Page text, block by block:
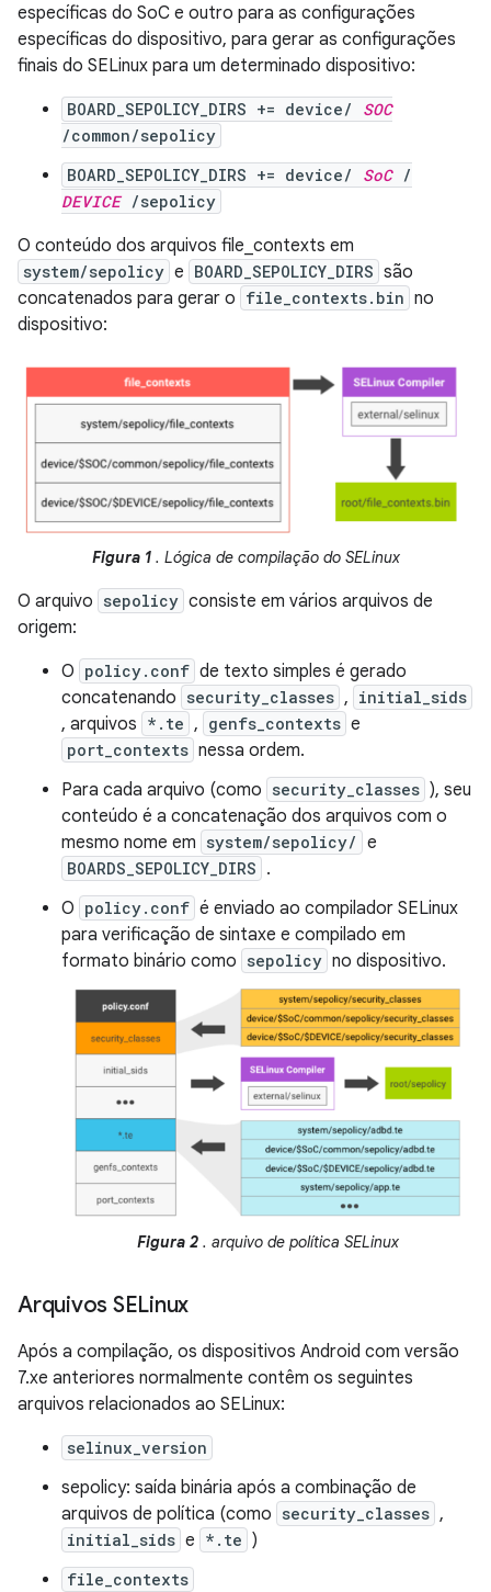
específicas do SoC e outro para as configurações
específicas do dispositivo, para gerar as configurações
finais do SELinux para um determinado dispositivo:
BOARD_SEPOLICY_DIRS += device/ SOC
/common/sepolicy
BOARD_SEPOLICY_DIRS += device/ SoC/
DEVICE/sepolicy
O conteúdo dos arquivos file_contexts em
system/sepolicy e BOARD_SEPOLICY_DIRS são
concatenados para gerar o file_contexts.bin no
dispositivo:
Figura 1. Lógica de compilação do SELinux
O arquivo sepolicy consiste em vários arquivos de
origem:
O policy.conf de texto simples é gerado
concatenando security_classes , initial_sids
, arquivos *.te , genfs_contexts e
port_contexts nessa ordem.
Para cada arquivo (como security_classes ), seu
conteúdo é a concatenação dos arquivos com o
mesmo nome em system/sepolicy/ e
BOARDS_SEPOLICY_DIRS .
O policy.conf é enviado ao compilador SELinux
para verificação de sintaxe e compilado em
formato binário como sepolicy no dispositivo.
Figura 2. arquivo de política SELinux
Arquivos SELinux
Após a compilação, os dispositivos Android com versão
7.xe anteriores normalmente contêm os seguintes
arquivos relacionados ao SELinux:
selinux_version
sepolicy: saída binária após a combinação de
arquivos de política (como security_classes ,
initial_sids e *.te )
file_contexts